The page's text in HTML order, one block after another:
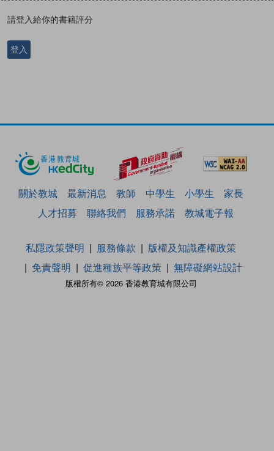
請登入給你的書籍評分
登入
關於教城 最新消息 教師 中學生 小學生
家長
人才招募
聯絡我們 服務承諾 教城電子報
版權所有© 2026 香港教育城有限公司
私隱政策聲明 服務條款
版權及知識產權政策
免責聲明
促進種族平等政策 無障礙網站設計